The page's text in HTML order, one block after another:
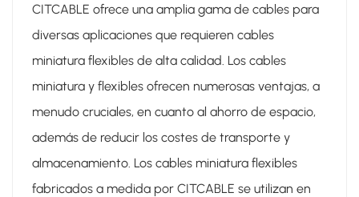
CITCABLE ofrece una amplia gama de cables para
diversas aplicaciones que requieren cables
miniatura flexibles de alta calidad. Los cables
miniatura y flexibles ofrecen numerosas ventajas, a
menudo cruciales, en cuanto al ahorro de espacio,
además de reducir los costes de transporte y
almacenamiento. Los cables miniatura flexibles
fabricados a medida por CITCABLE se utilizan en